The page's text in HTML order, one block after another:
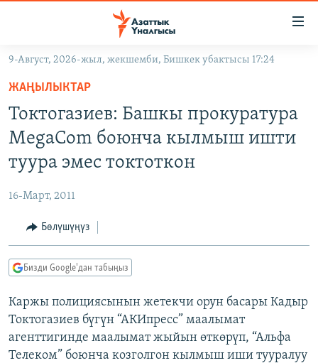
Навигацияга
өтүңүз
Издөөгө
салыңыз
МАДАНИЯТ
УКРАИНА
ТВ ПРОГРАММАЛАР
БҮГҮН АЗАТТЫКТА
ДАНИСТЕ
АЗАТТЫК+
ПОДКАСТ
9-Август, 2026-жыл, жекшемби, Бишкек убактысы 17:24
ЖАҢЫЛЫКТАР
Токтогазиев: Башкы прокуратура
MegaCom боюнча кылмыш ишти
туура эмес токтоткон
16-Март, 2011
Бөлүшүңүз
Бизди Google'дан табыңыз
Каржы полициясынын жетекчи орун басары Кадыр
Токтогазиев бүгүн “АКИпресс” маалымат
агенттигинде маалымат жыйын өткөрүп, “Альфа
Телеком” боюнча козголгон кылмыш иши тууралуу